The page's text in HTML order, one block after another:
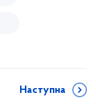
Наступна